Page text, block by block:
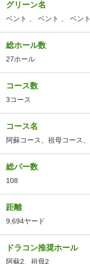
グリーン名
ベント ベント ベント
総ホール数
27ホール
コース数
3コース
コース名
阿蘇コース 祖母コース
総パー数
108
距離
9,694ヤード
ドラコン推奨ホール
阿蘇2、祖母2